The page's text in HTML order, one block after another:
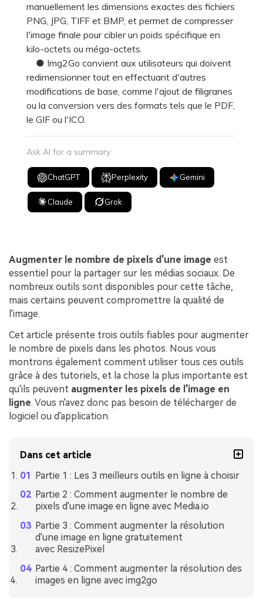
manuellement les dimensions exactes des fichiers
PNG, JPG, TIFF et BMP, et permet de compresser
l'image finale pour cibler un poids spécifique en
kilo-octets ou méga-octets.
● Img2Go convient aux utilisateurs qui doivent
redimensionner tout en effectuant d'autres
modifications de base, comme l'ajout de filigranes
ou la conversion vers des formats tels que le PDF,
le GIF ou l'ICO.
Ask AI for a summary
ChatGPT Perplexity Gemini
Claude Grok
Augmenter le nombre de pixels d'une image est
essentiel pour la partager sur les médias sociaux. De
nombreux outils sont disponibles pour cette tâche,
mais certains peuvent compromettre la qualité de
l'image.
Cet article présente trois outils fiables pour augmenter
le nombre de pixels dans les photos. Nous vous
montrons également comment utiliser tous ces outils
grâce à des tutoriels, et la chose la plus importante est
qu'ils peuvent augmenter les pixels de l'image en
ligne. Vous n'avez donc pas besoin de télécharger de
logiciel ou d'application.
Dans cet article
Partie 1 : Les 3 meilleurs outils en ligne à choisir
Partie 2 : Comment augmenter le nombre de
pixels d'une image en ligne avec Media.io
Partie 3 : Comment augmenter la résolution
d'une image en ligne gratuitement
avec ResizePixel
Partie 4 : Comment augmenter la résolution des
images en ligne avec img2go